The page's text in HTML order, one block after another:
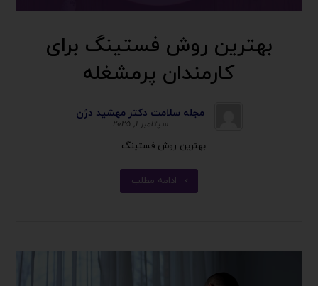
بهترین روش فستینگ برای
کارمندان پرمشغله
مجله سلامت دکتر مهشید دژن
سپتامبر ۱, ۲۰۲۵
بهترین روش فستینگ ...
ادامه مطلب